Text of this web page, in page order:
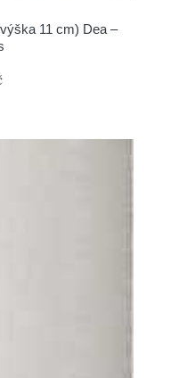
11 cm) Dea –